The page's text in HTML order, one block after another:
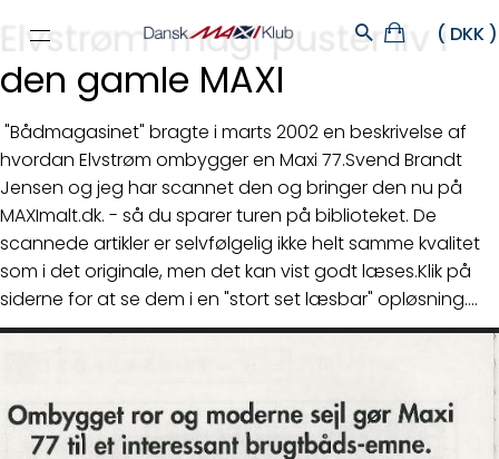
Elvstrøm-magi puster liv i
den gamle MAXI
"Bådmagasinet" bragte i marts 2002 en beskrivelse af
hvordan Elvstrøm ombygger en Maxi 77.Svend Brandt
Jensen og jeg har scannet den og bringer den nu på
MAXImalt.dk. - så du sparer turen på biblioteket. De
scannede artikler er selvfølgelig ikke helt samme kvalitet
som i det originale, men det kan vist godt læses.Klik på
siderne for at se dem i en "stort set læsbar" opløsning....